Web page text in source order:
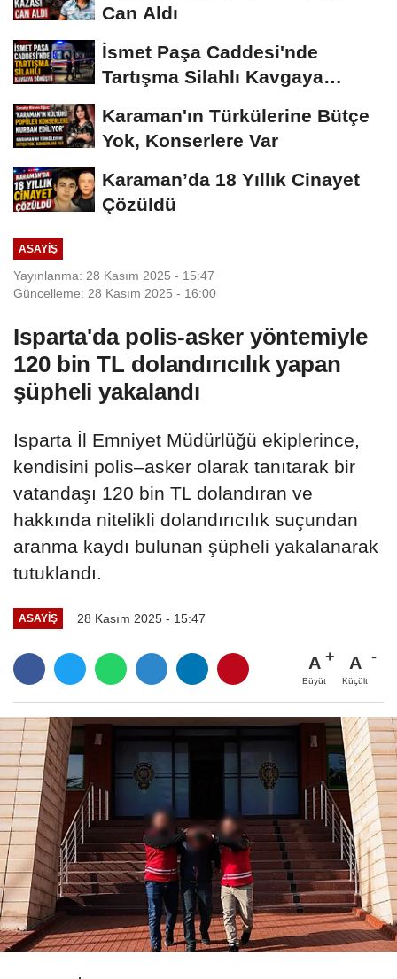
Can Aldı
İsmet Paşa Caddesi'nde
Tartışma Silahlı Kavgaya
Karaman'ın Türkülerine Bütçe
Yok, Konserlere Var
Karaman’da 18 Yıllık Cinayet
Çözüldü
ASAYIŞ
Yayınlanma: 28 Kasım 2025 - 15:47
Güncelleme: 28 Kasım 2025 - 16:00
Isparta'da polis-asker yöntemiyle
120 bin TL dolandırıcılık yapan
şüpheli yakalandı
Isparta İl Emniyet Müdürlüğü ekiplerince,
kendisini polis–asker olarak tanıtarak bir
vatandaşı 120 bin TL dolandıran ve
hakkında nitelikli dolandırıcılık suçundan
aranma kaydı bulunan şüpheli yakalanarak
tutuklandı.
ASAYIŞ 28 Kasım 2025 - 15:47
A
Büyüt
A
Küçült